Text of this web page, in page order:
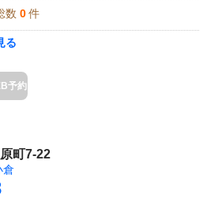
数 0 件
る
予約
町7-22
倉